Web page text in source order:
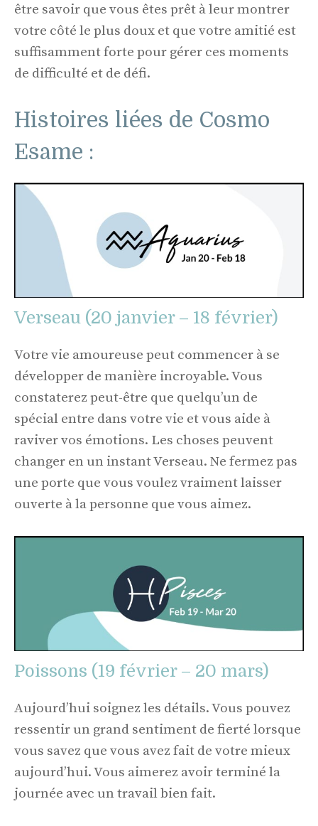
être savoir que vous êtes prêt à leur montrer
votre côté le plus doux et que votre amitié est
suffisamment forte pour gérer ces moments
de difficulté et de défi.
Histoires liées de Cosmo
Esame :
Verseau (20 janvier – 18 février)
Votre vie amoureuse peut commencer à se
développer de manière incroyable. Vous
constaterez peut-être que quelqu’un de
spécial entre dans votre vie et vous aide à
raviver vos émotions. Les choses peuvent
changer en un instant Verseau. Ne fermez pas
une porte que vous voulez vraiment laisser
ouverte à la personne que vous aimez.
Poissons (19 février – 20 mars)
Aujourd’hui soignez les détails. Vous pouvez
ressentir un grand sentiment de fierté lorsque
vous savez que vous avez fait de votre mieux
aujourd’hui. Vous aimerez avoir terminé la
journée avec un travail bien fait.